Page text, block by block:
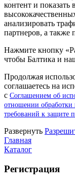
контент и
анализировать
партнеров, а также
Нажмите кнопку
чтобы Балтика и
Продолжая
соглашаетесь на
с Соглашением об
отношении обработки
требований к защите
Pазвернуть
Главная
Каталог
Регистрация